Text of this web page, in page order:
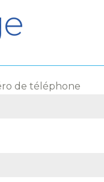
de téléphone